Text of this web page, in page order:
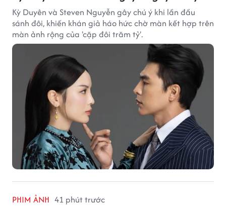
Kỳ Duyên và Steven Nguyễn gây chú ý khi lần đầu
sánh đôi, khiến khán giả háo hức chờ màn kết hợp trên
màn ảnh rộng của 'cặp đôi trăm tỷ'.
PHIM ẢNH 41 phút trước